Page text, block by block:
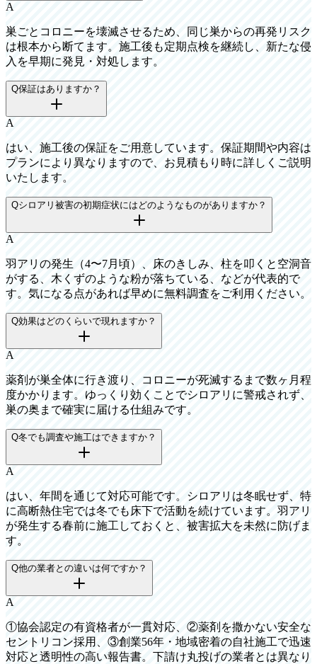
A
巣ごとコロニーを壊滅させるため、同じ巣からの再発リスク
は根本から断てます。施工後も定期点検を継続し、新たな侵
入を早期に発見・対処します。
Q保証はありますか？
A
はい、施工後の保証をご用意しています。保証期間や内容は
プランにより異なりますので、お見積もり時に詳しくご説明
いたします。
Qシロアリ被害の初期症状にはどのようなものがありますか？
A
羽アリの発生（4〜7月頃）、床のきしみ、柱を叩くと空洞音
がする、木くずのような粉が落ちている、などが代表的で
す。気になる点があれば早めに無料調査をご利用ください。
Q効果はどのくらいで現れますか？
A
薬剤が巣全体に行き渡り、コロニーが死滅するまで数ヶ月程
度かかります。ゆっくり効くことでシロアリに警戒されず、
巣の奥まで確実に届ける仕組みです。
Q冬でも調査や施工はできますか？
A
はい、年間を通じて対応可能です。シロアリは冬眠せず、特
に高断熱住宅では冬でも床下で活動を続けています。羽アリ
が発生する春前に施工しておくと、被害拡大を未然に防げま
す。
Q他の業者との違いは何ですか？
A
①協会認定の有資格者が一貫対応、②薬剤を撒かない安全な
セントリコン採用、③創業56年・地域密着の自社施工で迅速
対応と透明性の高い報告書。下請け丸投げの業者とは異なり